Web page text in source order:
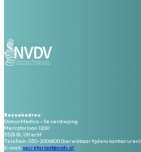
Bezoekadres:
Domus Medica – 5e verdieping
Mercatorlaan 1200
3528 BL Utrecht
Telefoon: 030-2006800 (bereikbaar tijdens kantooruren)
E-mail: secretariaat@nvdv.nl